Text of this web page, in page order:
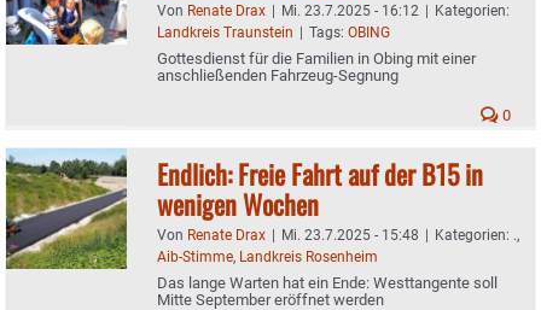
Von Renate Drax | Mi. 23.7.2025 - 16:12 | Kategorien:
Landkreis Traunstein | Tags: OBING
Gottesdienst für die Familien in Obing mit einer
anschließenden Fahrzeug-Segnung
0
Endlich: Freie Fahrt auf der B15 in
wenigen Wochen
Von Renate Drax | Mi. 23.7.2025 - 15:48 | Kategorien: .,
Aib-Stimme, Landkreis Rosenheim
Das lange Warten hat ein Ende: Westtangente soll
Mitte September eröffnet werden